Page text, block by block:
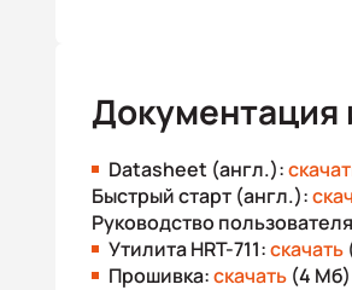
Документация
Datasheet (англ.):
Быстрый старт (англ.):
Руководство
Утилита HRT-711:скачать
Прошивка:скачать (4 Мб)